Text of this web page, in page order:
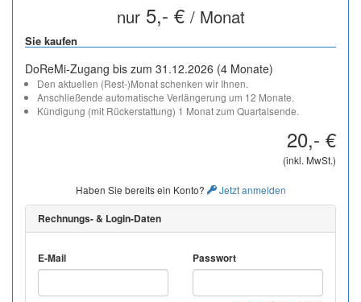
nur5,- € / Monat
Sie kaufen
DoReMi-Zugang bis zum 31.12.2026 (4 Monate)
Den aktuellen (Rest-)Monat schenken wir Ihnen.
Anschließende automatische Verlängerung um 12 Monate.
Kündigung (mit Rückerstattung) 1 Monat zum Quartalsende.
20,- €
(inkl. MwSt.)
Haben Sie bereits ein Konto? Jetzt anmelden
Rechnungs- & Login-Daten
E-Mail Passwort